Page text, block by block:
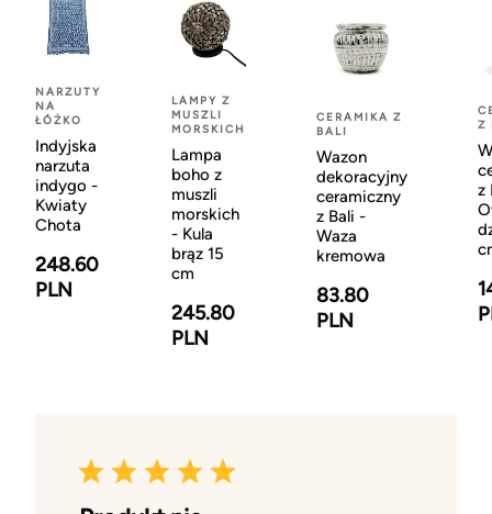
NARZUTY
NA
ŁÓŻKO
Indyjska
narzuta
indygo -
Kwiaty
Chota
248.60
PLN
LAMPY Z
MUSZLI
MORSKICH
Lampa
boho z
muszli
morskich
- Kula
brąz 15
cm
245.80
PLN
CERAMIKA Z
BALI
Wazon
dekoracyjny
ceramiczny
z Bali -
Waza
kremowa
83.80
PLN
Z
z